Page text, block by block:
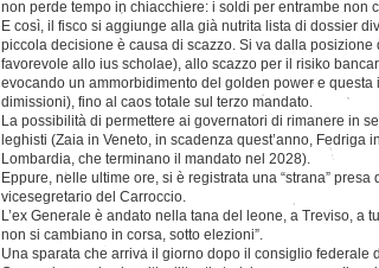
non perde tempo in chiacchiere: i soldi per entrambe non
E così, il fisco si aggiunge alla già nutrita lista di dossier
piccola decisione è causa di scazzo. Si va dalla
favorevole allo ius scholae), allo scazzo per il risiko
evocando un ammorbidimento del golden power e questa
dimissioni), fino al caos totale sul terzo mandato.
La possibilità di permettere ai governatori di rimanere in
leghisti (Zaia in Veneto, in scadenza quest’anno, Fedriga
Lombardia, che terminano il mandato nel 2028).
Eppure, nelle ultime ore, si è registrata una “strana”
vicesegretario del Carroccio.
L’ex Generale è andato nella tana del leone, a Treviso, a
non si cambiano in corsa, sotto elezioni”.
Una sparata che arriva il giorno dopo il consiglio federale